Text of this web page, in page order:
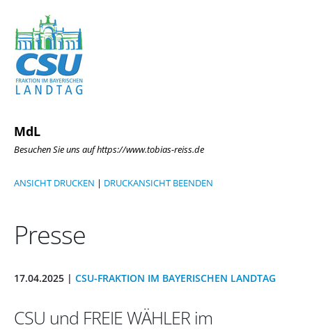
MdL
Besuchen Sie uns auf https://www.tobias-reiss.de
ANSICHT DRUCKEN | DRUCKANSICHT BEENDEN
Presse
17.04.2025 | CSU-FRAKTION IM BAYERISCHEN LANDTAG
CSU und FREIE WÄHLER im